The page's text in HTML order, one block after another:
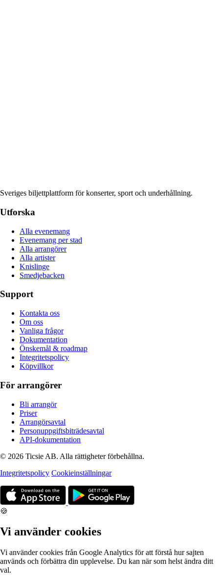
Sveriges biljettplattform för konserter, sport och underhållning.
Utforska
Alla evenemang
Evenemang per stad
Alla arrangörer
Alla artister
Knislinge
Smedjebacken
Support
Kontakta oss
Om oss
Vanliga frågor
Dokumentation
Önskemål & roadmap
Integritetspolicy
Köpvillkor
För arrangörer
Bli arrangör
Priser
Arrangörsavtal
Personuppgiftsbiträdesavtal
API-dokumentation
© 2026 Ticsie AB. Alla rättigheter förbehållna.
Integritetspolicy Cookieinställningar
🍪
Vi använder cookies
Vi använder cookies från Google Analytics för att förstå hur sajten
används och förbättra din upplevelse. Du kan när som helst ändra ditt
val.